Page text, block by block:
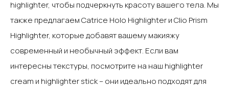
highlighter, чтобы подчеркнуть красоту вашего тела. Мы
также предлагаем Catrice Holo Highlighter и Clio Prism
Highlighter, которые добавят вашему макияжу
современный и необычный эффект.‍ Если вам
интересны текстуры, посмотрите на наш highlighter
cream и highlighter stick – они идеально подходят для